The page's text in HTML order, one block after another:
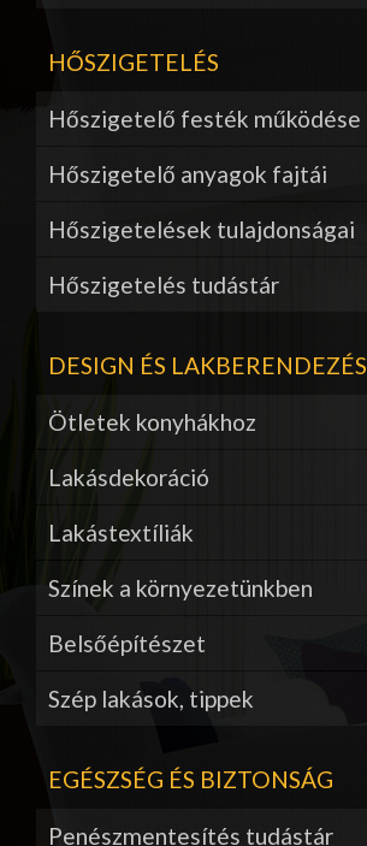
HŐSZIGETELÉS
Hőszigetelő festék működése
Hőszigetelő anyagok fajtái
Hőszigetelések tulajdonságai
Hőszigetelés tudástár
DESIGN ÉS LAKBERENDEZÉS
Ötletek konyhákhoz
Lakásdekoráció
Lakástextíliák
Színek a környezetünkben
Belsőépítészet
Szép lakások, tippek
EGÉSZSÉG ÉS BIZTONSÁG
Penészmentesítés tudástár